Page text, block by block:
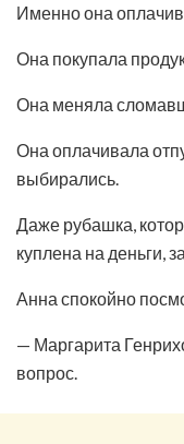
Именно она
Она покупала
Она меняла
Она оплачивала
выбирались.
Даже рубашка,
куплена на деньги,
Анна спокойно
— Маргарита
вопрос.